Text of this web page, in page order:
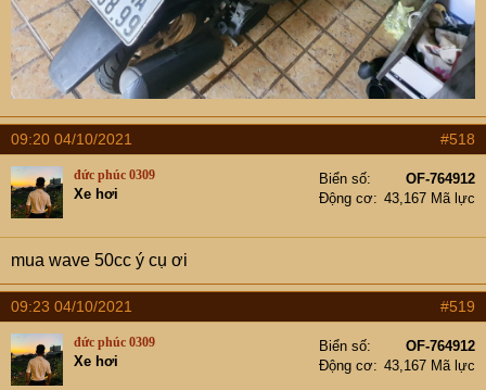
09:20 04/10/2021 #518
đức phúc 0309
Xe hơi
Biển số
OF-764912
Động cơ
43,167 Mã lực
mua wave 50cc ý cụ ơi
09:23 04/10/2021 #519
đức phúc 0309
Xe hơi
Biển số
OF-764912
Động cơ
43,167 Mã lực